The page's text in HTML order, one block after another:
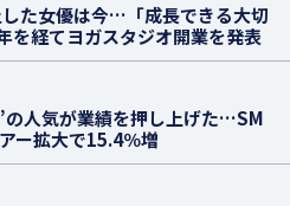
た女優は今…「成長できる大切
を経てヨガスタジオ開業を発表
人気が業績を押し上げた…SM
ー拡大で15.4％増